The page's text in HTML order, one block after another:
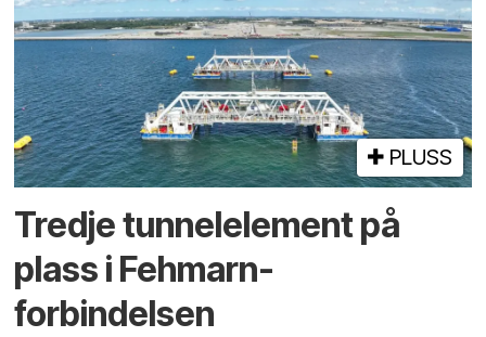
PLUSS
Tredje tunnel­element på
plass i Fehmarn-
forbindelsen